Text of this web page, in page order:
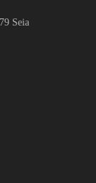
Seia